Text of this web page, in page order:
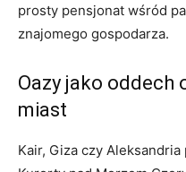
prosty pensjonat wśród
znajomego gospodarza.
Oazy jako
miast
Kair, Giza czy Aleksandria